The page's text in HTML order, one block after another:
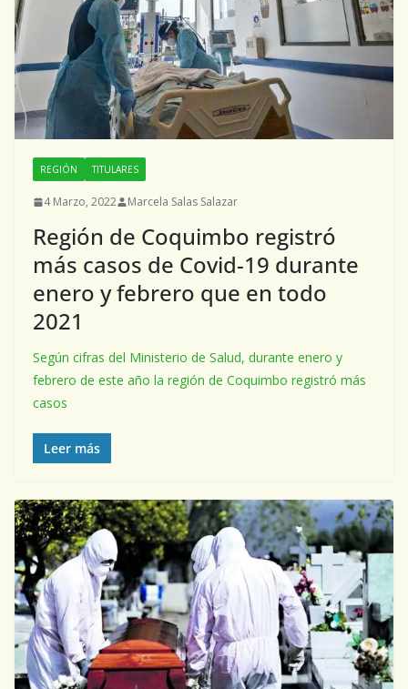
REGIÓN TITULARES
4 Marzo, 2022 Marcela Salas Salazar
Región de Coquimbo registró
más casos de Covid-19 durante
enero y febrero que en todo
2021
Según cifras del Ministerio de Salud, durante enero y
febrero de este año la región de Coquimbo registró más
casos
Leer más